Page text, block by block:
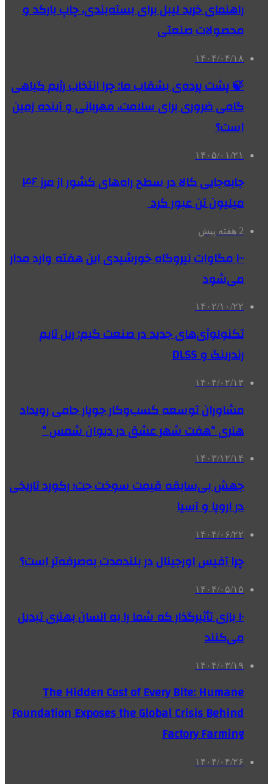
راهنمای خرید لیبل برای بسته‌بندی، چاپ بارکد و
محصولات صنعتی
۱۴۰۴/۰۴/۱۸
🍃 پشت پرده‌ی بشقاب ما: چرا انتخاب رژیم گیاهی
گامی ضروری برای سلامت، مهربانی و آینده زمین
است؟
۱۴۰۵/۰۱/۲۱
جابه‌جایی کالا در سطح راه‌های کشور از مرز ۴۶
میلیون تن عبور کرد
2 هفته پیش
۱۰۰ مگاوات نیروگاه‌ خورشیدی این هفته وارد مدار
می‌شود
۱۴۰۲/۱۰/۲۲
تکنولوژی‌های جدید در صنعت گیم: ریل‌ تایم
رندرینگ و DLSS
۱۴۰۴/۰۲/۱۳
مشاوران توسعه کسب‌وکار جوپار حامی رویداد
هنری “هفت شهر عشق در دیوان شمس “
۱۴۰۳/۱۲/۱۴
جهش بی‌سابقه قیمت سوخت جت؛ رکورد تاریخی
در اروپا و آسیا
۱۴۰۴/۰۶/۲۲
چرا آفیس اورجینال در بلندمدت به‌صرفه‌تر است؟
۱۴۰۴/۰۵/۱۵
۱۰ بازی تأثیرگذار که شما را به انسان بهتری تبدیل
می‌کنند
۱۴۰۴/۰۳/۱۹
The Hidden Cost of Every Bite: Humane
Foundation Exposes the Global Crisis Behind
Factory Farming
۱۴۰۴/۰۴/۲۶